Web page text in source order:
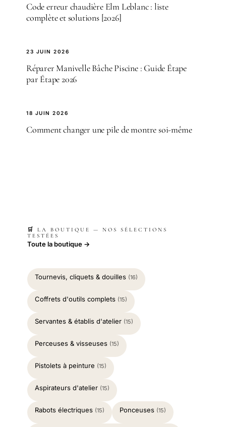
Code erreur chaudière Elm Leblanc : liste
complète et solutions [2026]
23 JUIN 2026
Réparer Manivelle Bâche Piscine : Guide Étape
par Étape 2026
18 JUIN 2026
Comment changer une pile de montre soi-même
🛒 LA BOUTIQUE — NOS SÉLECTIONS
TESTÉES
Toute la boutique →
Tournevis, cliquets & douilles (16)
Coffrets d'outils complets (15)
Servantes & établis d'atelier (15)
Perceuses & visseuses (15)
Pistolets à peinture (15)
Aspirateurs d'atelier (15)
Rabots électriques (15) Ponceuses (15)